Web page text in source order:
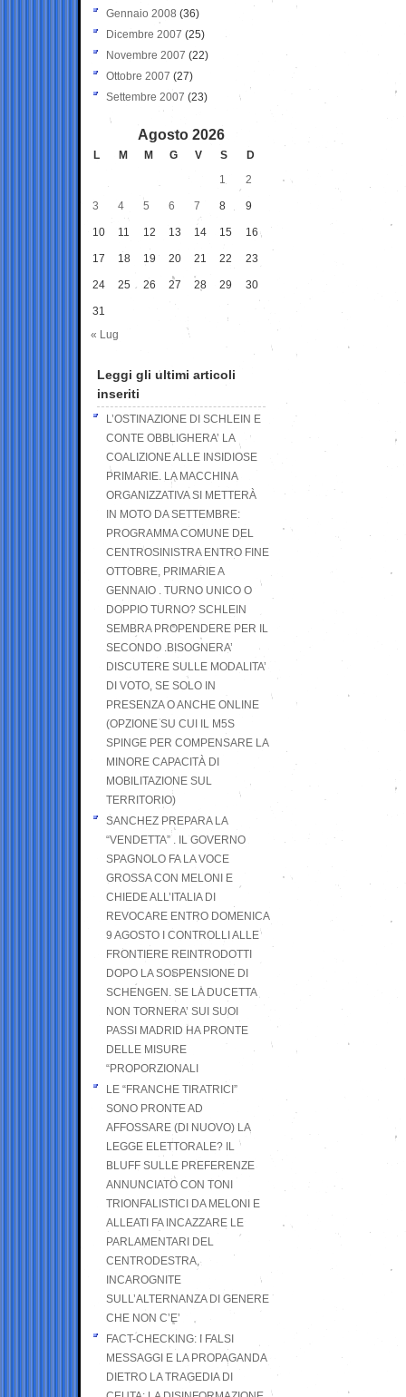
Gennaio 2008 (36)
Dicembre 2007 (25)
Novembre 2007 (22)
Ottobre 2007 (27)
Settembre 2007 (23)
Agosto 2026
L M M G V S
D
1
2
3 4 5 6 7 8 9
10 11 12 13 14 15 16
17 18 19 20 21 22 23
24 25 26 27 28 29 30
31
« Lug
Leggi gli ultimi articoli
inseriti
L’OSTINAZIONE DI SCHLEIN E
CONTE OBBLIGHERA’ LA
COALIZIONE ALLE INSIDIOSE
PRIMARIE. LA MACCHINA
ORGANIZZATIVA SI METTERÀ
IN MOTO DA SETTEMBRE:
PROGRAMMA COMUNE DEL
CENTROSINISTRA ENTRO FINE
OTTOBRE, PRIMARIE A
GENNAIO . TURNO UNICO O
DOPPIO TURNO? SCHLEIN
SEMBRA PROPENDERE PER IL
SECONDO .BISOGNERA’
DISCUTERE SULLE MODALITA’
DI VOTO, SE SOLO IN
PRESENZA O ANCHE ONLINE
(OPZIONE SU CUI IL M5S
SPINGE PER COMPENSARE LA
MINORE CAPACITÀ DI
MOBILITAZIONE SUL
TERRITORIO)
SANCHEZ PREPARA LA
“VENDETTA” . IL GOVERNO
SPAGNOLO FA LA VOCE
GROSSA CON MELONI E
CHIEDE ALL’ITALIA DI
REVOCARE ENTRO DOMENICA
9 AGOSTO I CONTROLLI ALLE
FRONTIERE REINTRODOTTI
DOPO LA SOSPENSIONE DI
SCHENGEN. SE LA DUCETTA
NON TORNERA’ SUI SUOI
PASSI MADRID HA PRONTE
DELLE MISURE
“PROPORZIONALI
LE “FRANCHE TIRATRICI”
SONO PRONTE AD
AFFOSSARE (DI NUOVO) LA
LEGGE ELETTORALE? IL
BLUFF SULLE PREFERENZE
ANNUNCIATO CON TONI
TRIONFALISTICI DA MELONI E
ALLEATI FA INCAZZARE LE
PARLAMENTARI DEL
CENTRODESTRA,
INCAROGNITE
SULL’ALTERNANZA DI GENERE
CHE NON C’E’
FACT-CHECKING: I FALSI
MESSAGGI E LA PROPAGANDA
DIETRO LA TRAGEDIA DI